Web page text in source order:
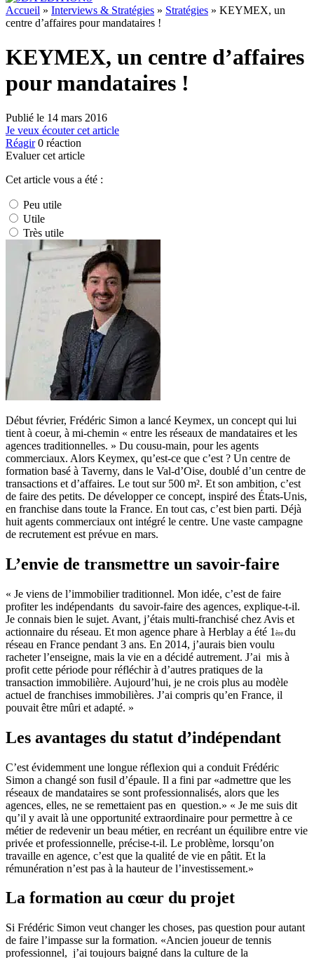
Accueil » Interviews & Stratégies » Stratégies » KEYMEX, un
centre d’affaires pour mandataires !
KEYMEX, un centre d’affaires
pour mandataires !
Publié le 14 mars 2016
Je veux écouter cet article
Réagir 0 réaction
Evaluer cet article
Cet article vous a été :
Peu utile
Utile
Très utile
Début février, Frédéric Simon a lancé Keymex, un concept qui lui
tient à coeur, à mi-chemin « entre les réseaux de mandataires et les
agences traditionnelles. » Du cousu-main, pour les agents
commerciaux. Alors Keymex, qu’est-ce que c’est ? Un centre de
formation basé à Taverny, dans le Val-d’Oise, doublé d’un centre de
transactions et d’affaires. Le tout sur 500 m². Et son ambition, c’est
de faire des petits. De développer ce concept, inspiré des États-Unis,
en franchise dans toute la France. En tout cas, c’est bien parti. Déjà
huit agents commerciaux ont intégré le centre. Une vaste campagne
de recrutement est prévue en mars.
L’envie de transmettre un savoir-faire
« Je viens de l’immobilier traditionnel. Mon idée, c’est de faire
profiter les indépendants du savoir-faire des agences, explique-t-il.
Je connais bien le sujet. Avant, j’étais multi-franchisé chez Avis et
actionnaire du réseau. Et mon agence phare à Herblay a été 1 ère du
réseau en France pendant 3 ans. En 2014, j’aurais bien voulu
racheter l’enseigne, mais la vie en a décidé autrement. J’ai mis à
profit cette période pour réfléchir à d’autres pratiques de la
transaction immobilière. Aujourd’hui, je ne crois plus au modèle
actuel de franchises immobilières. J’ai compris qu’en France, il
pouvait être mûri et adapté. »
Les avantages du statut d’indépendant
C’est évidemment une longue réflexion qui a conduit Frédéric
Simon a changé son fusil d’épaule. Il a fini par «admettre que les
réseaux de mandataires se sont professionnalisés, alors que les
agences, elles, ne se remettaient pas en question.» « Je me suis dit
qu’il y avait là une opportunité extraordinaire pour permettre à ce
métier de redevenir un beau métier, en recréant un équilibre entre vie
privée et professionnelle, précise-t-il. Le problème, lorsqu’on
travaille en agence, c’est que la qualité de vie en pâtit. Et la
rémunération n’est pas à la hauteur de l’investissement.»
La formation au cœur du projet
Si Frédéric Simon veut changer les choses, pas question pour autant
de faire l’impasse sur la formation. «Ancien joueur de tennis
professionnel, j’ai toujours baigné dans la culture de la